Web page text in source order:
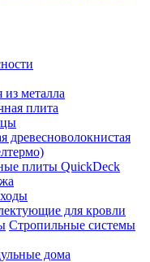
металла
плита
древесноволокнистая
плиты QuickDeck
для кровли
Стропильные системы
дома